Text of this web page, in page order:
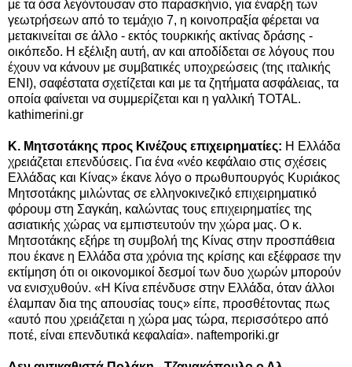
με τα όσα λεγόντουσαν στο παρασκήνιο, για έναρξη των
γεωτρήσεων από το τεμάχιο 7, η κοινοπραξία φέρεται να
μετακινείται σε άλλο - εκτός τουρκικής ακτίνας δράσης -
οικόπεδο. Η εξέλιξη αυτή, αν και αποδίδεται σε λόγους που
έχουν να κάνουν με συμβατικές υποχρεώσεις (της ιταλικής
ENI), σαφέστατα σχετίζεται και με τα ζητήματα ασφάλειας, τα
οποία φαίνεται να συμμερίζεται και η γαλλική TOTAL.
kathimerini.gr
Κ. Μητσοτάκης προς Κινέζους επιχειρηματίες: Η Ελλάδα
χρειάζεται επενδύσεις. Για ένα «νέο κεφάλαιο στις σχέσεις
Ελλάδας και Κίνας» έκανε λόγο ο πρωθυπουργός Κυριάκος
Μητσοτάκης μιλώντας σε ελληνοκινεζικό επιχειρηματικό
φόρουμ στη Σαγκάη, καλώντας τους επιχειρηματίες της
ασιατικής χώρας να εμπιστευτούν την χώρα μας. Ο κ.
Μητσοτάκης εξήρε τη συμβολή της Κίνας στην προσπάθεια
που έκανε η Ελλάδα στα χρόνια της κρίσης και εξέφρασε την
εκτίμηση ότι οι οικονομικοί δεσμοί των δυο χωρών μπορούν
να ενισχυθούν. «Η Κίνα επένδυσε στην Ελλάδα, όταν άλλοι
έλαμπαν δια της απουσίας τους» είπε, προσθέτοντας πως
«αυτό που χρειάζεται η χώρα μας τώρα, περισσότερο από
ποτέ, είναι επενδυτικά κεφαλαία». naftemporiki.gr